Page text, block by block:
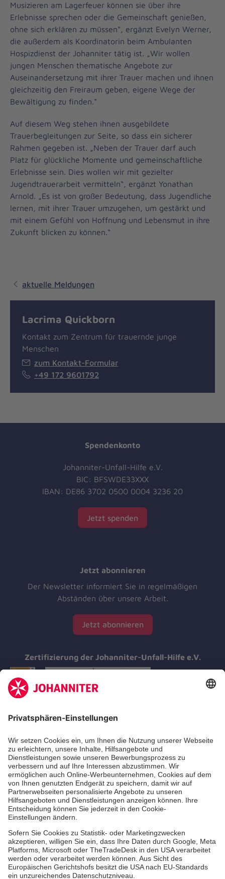
Musizieren am Lagerfeuer können sie über ihre
Erlebnisse sprechen oder die Gemeinschaft genießen,
ohne sich erklären zu müssen“, ergänzt Evelyn Werner,
die außerdem als Koordinatorin beim Ambulanten
Hospizdienst der Johanniter tätig ist. „Wir wollen
jungen Menschen thematische Angebote zur
Auseinandersetzung mit ihrer Trauer machen und ihnen
gleichzeitig den Freiraum geben, eigene Wege der
Bewältigung zu finden.“
Auf diesem Weg stehen ihnen ausgebildete
Trauerbegleitungen zur Seite, so dass ein sicherer
Rahmen gegeben ist. „Neben der Trauer darf auch
Platz für glückliche Momente und gemeinschaftliche
Erlebnisse sein. Dies wollen wir mit gezielter
Jugendtrauerarbeit vermitteln“, ergänzt Yonathan
Arnold. „Es ist von großer Bedeutung, dass Jugendliche
lernen, mit ihrer Trauer umzugehen, um gestärkt und
mit einem Gefühl von Hoffnung und Lebensmut in ihre
Zukunft blicken zu können.“
aktuelle Meldungen
Lacrima Quickborn
Kontakt zum Zentrum für trauernde junge
Menschen
zum Kontakt-Formular
+49 172 9601792
Spendenkonto
Johanniter-Unfall-Hilfe e.V.
BIC: BFSWDE33XXX
IBAN: DE86 3702 0500 0004 3236 20
Jetzt spenden
Jetzt abonnieren
Der Newsletter informiert Sie in regelmäßigen
Abständen über unsere Arbeit.
Jetzt abonnieren
Zertifizierung der Johanniter-Unfall-Hilfe e.V.
Aus- & Fortbildungen
Erste-Hilfe-Kurse
Jobs & Ehrenamt
Freiwilligendienst
Spendenprojekte
Johanniter-Jugend